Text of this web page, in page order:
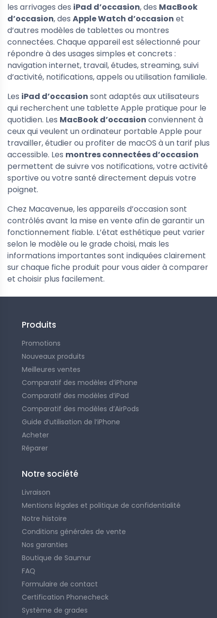
les arrivages des iPad d’occasion, des MacBook
d’occasion, des Apple Watch d’occasion et
d’autres modèles de tablettes ou montres
connectées. Chaque appareil est sélectionné pour
répondre à des usages simples et concrets :
navigation internet, travail, études, streaming, suivi
d’activité, notifications, appels ou utilisation familiale.
Les iPad d’occasion sont adaptés aux utilisateurs
qui recherchent une tablette Apple pratique pour le
quotidien. Les MacBook d’occasion conviennent à
ceux qui veulent un ordinateur portable Apple pour
travailler, étudier ou profiter de macOS à un tarif plus
accessible. Les montres connectées d’occasion
permettent de suivre vos notifications, votre activité
sportive ou votre santé directement depuis votre
poignet.
Chez Macavenue, les appareils d’occasion sont
contrôlés avant la mise en vente afin de garantir un
fonctionnement fiable. L’état esthétique peut varier
selon le modèle ou le grade choisi, mais les
informations importantes sont indiquées clairement
sur chaque fiche produit pour vous aider à comparer
et choisir plus facilement.
Produits
Promotions
Nouveaux produits
Meilleures ventes
Comparatif des modèles d’iPhone
Comparatif des modèles d’iPad
Comparatif des modèles d’AirPods
Guide d’utilisation de l’iPhone
Acheter
Réparer
Notre société
Livraison
Mentions légales et politique de confidentialité
Notre histoire
Conditions générales de vente
Nos garanties
Boutique de Saumur
FAQ
Formulaire de contact
Certification Phonecheck
Système de grades